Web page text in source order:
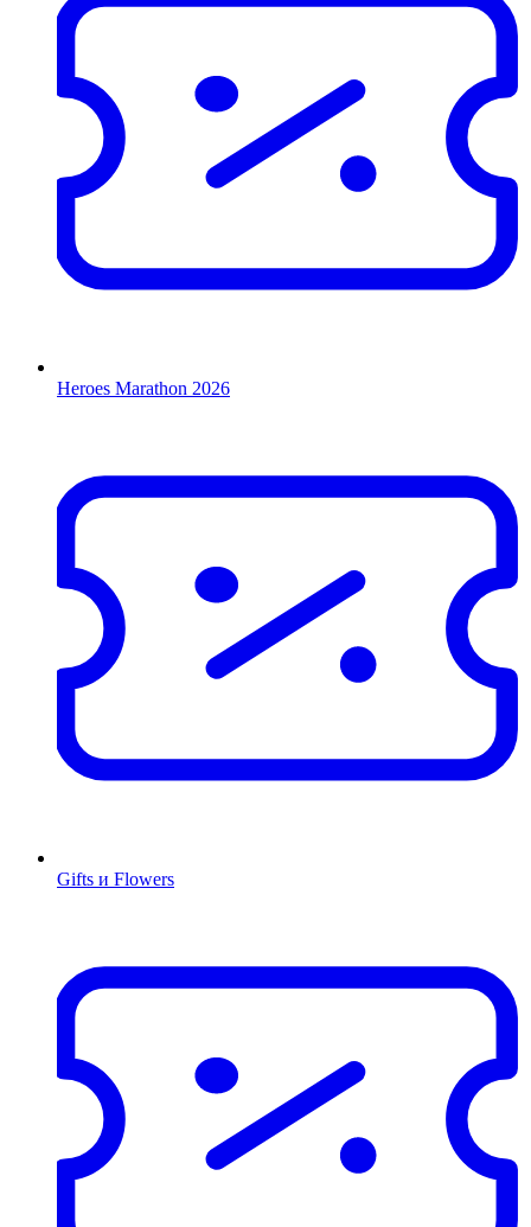
Heroes Marathon 2026
Gifts и Flowers